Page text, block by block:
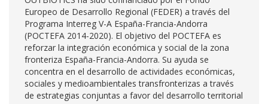
Europeo de Desarrollo Regional (FEDER) a través del
Programa Interreg V-A España-Francia-Andorra
(POCTEFA 2014-2020). El objetivo del POCTEFA es
reforzar la integración económica y social de la zona
fronteriza España-Francia-Andorra. Su ayuda se
concentra en el desarrollo de actividades económicas,
sociales y medioambientales transfronterizas a través
de estrategias conjuntas a favor del desarrollo territorial